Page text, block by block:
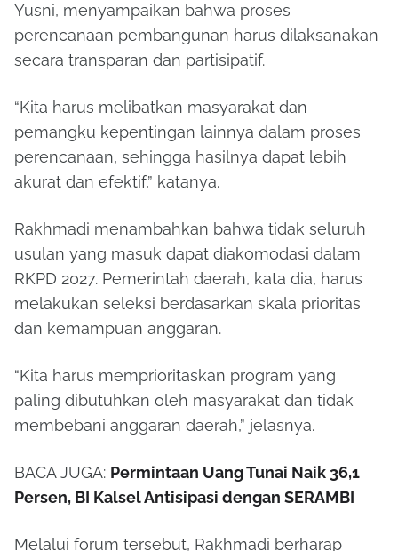
Yusni, menyampaikan bahwa proses
perencanaan pembangunan harus dilaksanakan
secara transparan dan partisipatif.
“Kita harus melibatkan masyarakat dan
pemangku kepentingan lainnya dalam proses
perencanaan, sehingga hasilnya dapat lebih
akurat dan efektif,” katanya.
Rakhmadi menambahkan bahwa tidak seluruh
usulan yang masuk dapat diakomodasi dalam
RKPD 2027. Pemerintah daerah, kata dia, harus
melakukan seleksi berdasarkan skala prioritas
dan kemampuan anggaran.
“Kita harus memprioritaskan program yang
paling dibutuhkan oleh masyarakat dan tidak
membebani anggaran daerah,” jelasnya.
BACA JUGA: Permintaan Uang Tunai Naik 36,1
Persen, BI Kalsel Antisipasi dengan SERAMBI
Melalui forum tersebut, Rakhmadi berharap